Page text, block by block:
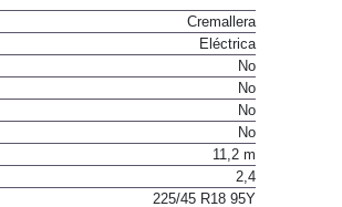
Cremallera
Eléctrica
No
No
No
No
11,2 m
2,4